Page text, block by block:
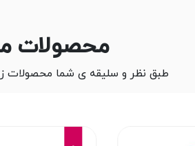
محصولات
طبق نظر و سلیقه ی شما محصولات